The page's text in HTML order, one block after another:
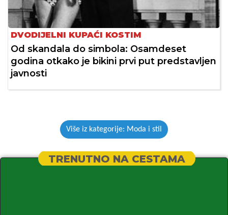
DVODIJELNI KUPAĆI KOSTIM
Od skandala do simbola: Osamdeset
godina otkako je bikini prvi put predstavljen
javnosti
Više iz kategorije: Moda i stil
TRENUTNO NA CESTAMA